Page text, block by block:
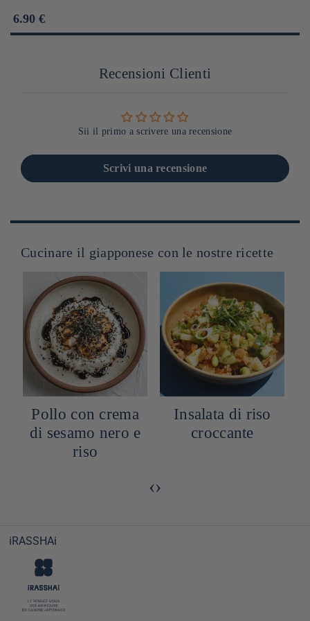
Prix
habituel
6.90 €
Recensioni Clienti
Sii il primo a scrivere una recensione
Scrivi una recensione
Cucinare il giapponese con le nostre ricette
Pollo con crema
di sesamo nero e
riso
Insalata di riso
croccante
‹›
iRASSHAi